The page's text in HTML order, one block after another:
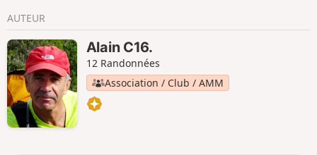
AUTEUR
Alain C16.
12 Randonnées
Association / Club / AMM